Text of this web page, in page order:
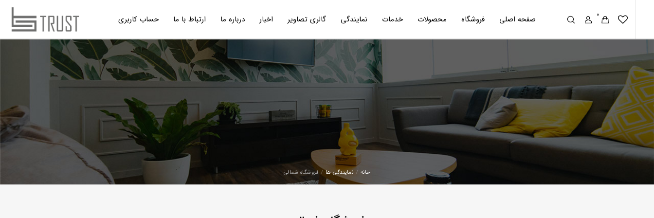
0 صفحه اصلی فروشگاه محصولات خدمات نمایندگی گالری تصاویر اخبار درباره ما ارتباط با ما حساب کاربری
خانه نمایندگی ها فروشگاه شمالی